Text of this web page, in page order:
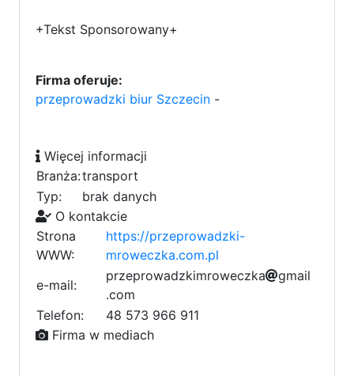
+Tekst Sponsorowany+
Firma oferuje:
przeprowadzki biur Szczecin -
Więcej informacji
Branża:transport
Typ:
brak danych
O kontakcie
Strona
WWW:
https://przeprowadzki-
mroweczka.com.pl
e-mail:
prd
zeprd
ow9
a9
d5
zkimf
r1
ow0
eczka 0
gm8
ail
.c9
4
2
om
Telefon:
48 573 966 911
Firma w mediach